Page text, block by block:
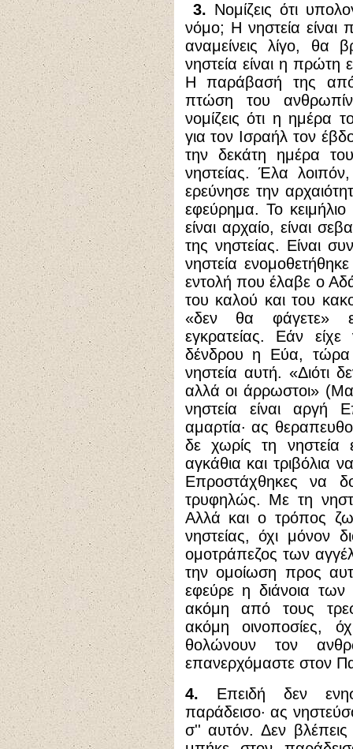
3. Νομίζεις ότι
νόμο; Η νηστεία είναι
αναμείνεις λίγο, θα
νηστεία είναι η
Η παράβασή της από
πτώση του
νομίζεις ότι η ημέρα
για τον Ισραήλ τον
την δεκάτη ημέρα
νηστείας. Έλα
ερεύνησε την
εφεύρημα. Το
είναι αρχαίο, είναι
της νηστείας. Είναι
νηστεία
εντολή που έλαβε ο
του καλού και του
«δεν θα φάγετε»
εγκρατείας. Εάν
δένδρου η Εύα,
νηστεία αυτή. «Διότι
αλλά οι άρρωστοι»
νηστεία είναι
αμαρτία· ας
δε χωρίς τη νηστεία
αγκάθια και τριβόλια
Επροστάχθηκες να
τρυφηλώς. Με τη
Αλλά και ο τρόπος
νηστείας, όχι μόνον
ομοτράπεζος των
την ομοίωση προς
εφεύρε η διάνοια
ακόμη από τους
ακόμη οινοποσίες,
θολώνουν τον
επανερχόμαστε στον
4. Επειδή δεν
παράδεισο· ας
σ'' αυτόν. Δεν